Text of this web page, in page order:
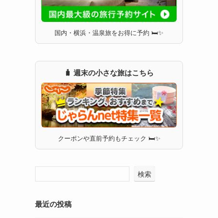
国内・横浜・温泉旅をお得に予約 🛏✨
🧳 週末の小さな旅はこちら
クーポンや直前予約もチェック 🛏✨
検索
最近の投稿